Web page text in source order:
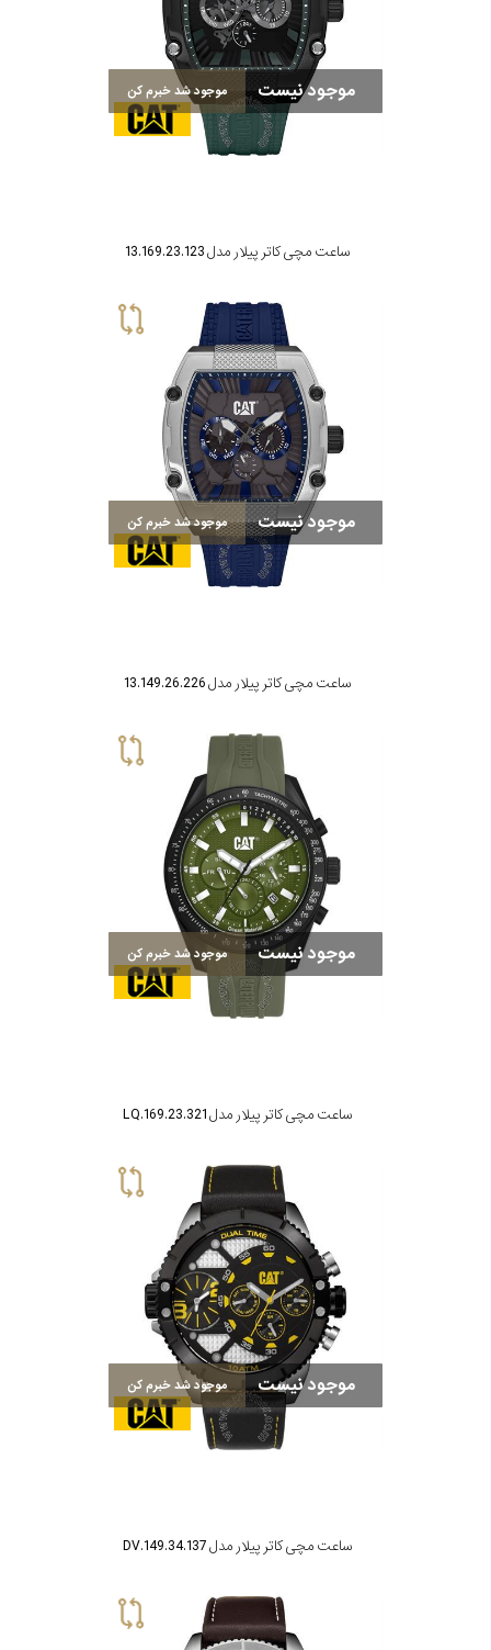
موجود نیست موجود شد خبرم کن
ساعت مچی کاتر پیلار مدل 13.169.23.123
موجود نیست موجود شد خبرم کن
ساعت مچی کاتر پیلار مدل 13.149.26.226
موجود نیست موجود شد خبرم کن
ساعت مچی کاتر پیلار مدل LQ.169.23.321
موجود نیست موجود شد خبرم کن
ساعت مچی کاتر پیلار مدل DV.149.34.137